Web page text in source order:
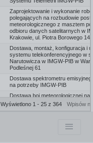
Zaprojektowanie i wykonanie
polegających na rozbudowie
meteorologicznego z masztem
odbioru danych satelitarnych w
Krakowie, ul. Piotra Borowego 14
Dostawa, montaż, konfiguracja i
systemu telekonferencyjnego w
Narutowicza w IMGW-PIB w
Podleśnej 61
Dostawa spektrometru
na potrzeby IMGW-PIB
Dostawa boi meteorologicznej na
IMGW - PIB
Dostawa urządzeń sieciowych
Wyświetlono 1 - 25 z 364 Wpisów